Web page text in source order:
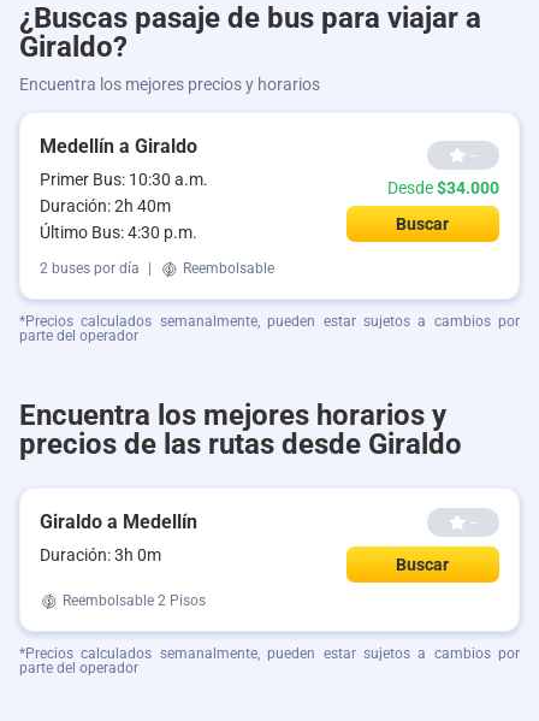
¿Buscas pasaje de bus para viajar a
Giraldo?
Encuentra los mejores precios y horarios
Medellín a Giraldo
Primer Bus: 10:30 a.m.
Duración: 2h 40m
Último Bus: 4:30 p.m.
--
Desde$34.000
Buscar
2 buses por día Reembolsable
*Precios calculados semanalmente, pueden estar sujetos a cambios por
parte del operador
Encuentra los mejores horarios y
precios de las rutas desde Giraldo
Giraldo a Medellín
Duración: 3h 0m
--
Buscar
Reembolsable 2 Pisos
*Precios calculados semanalmente, pueden estar sujetos a cambios por
parte del operador